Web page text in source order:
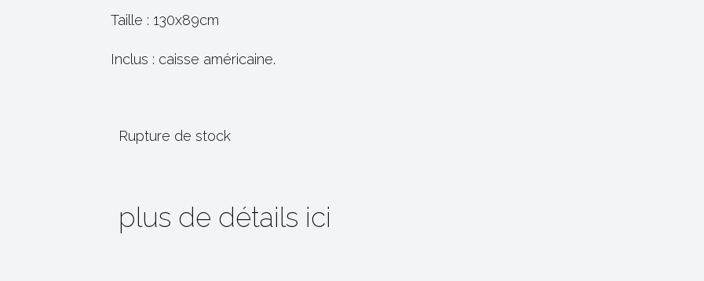
Taille : 130x89cm
Inclus : caisse américaine.
Rupture de stock
plus de détails ici